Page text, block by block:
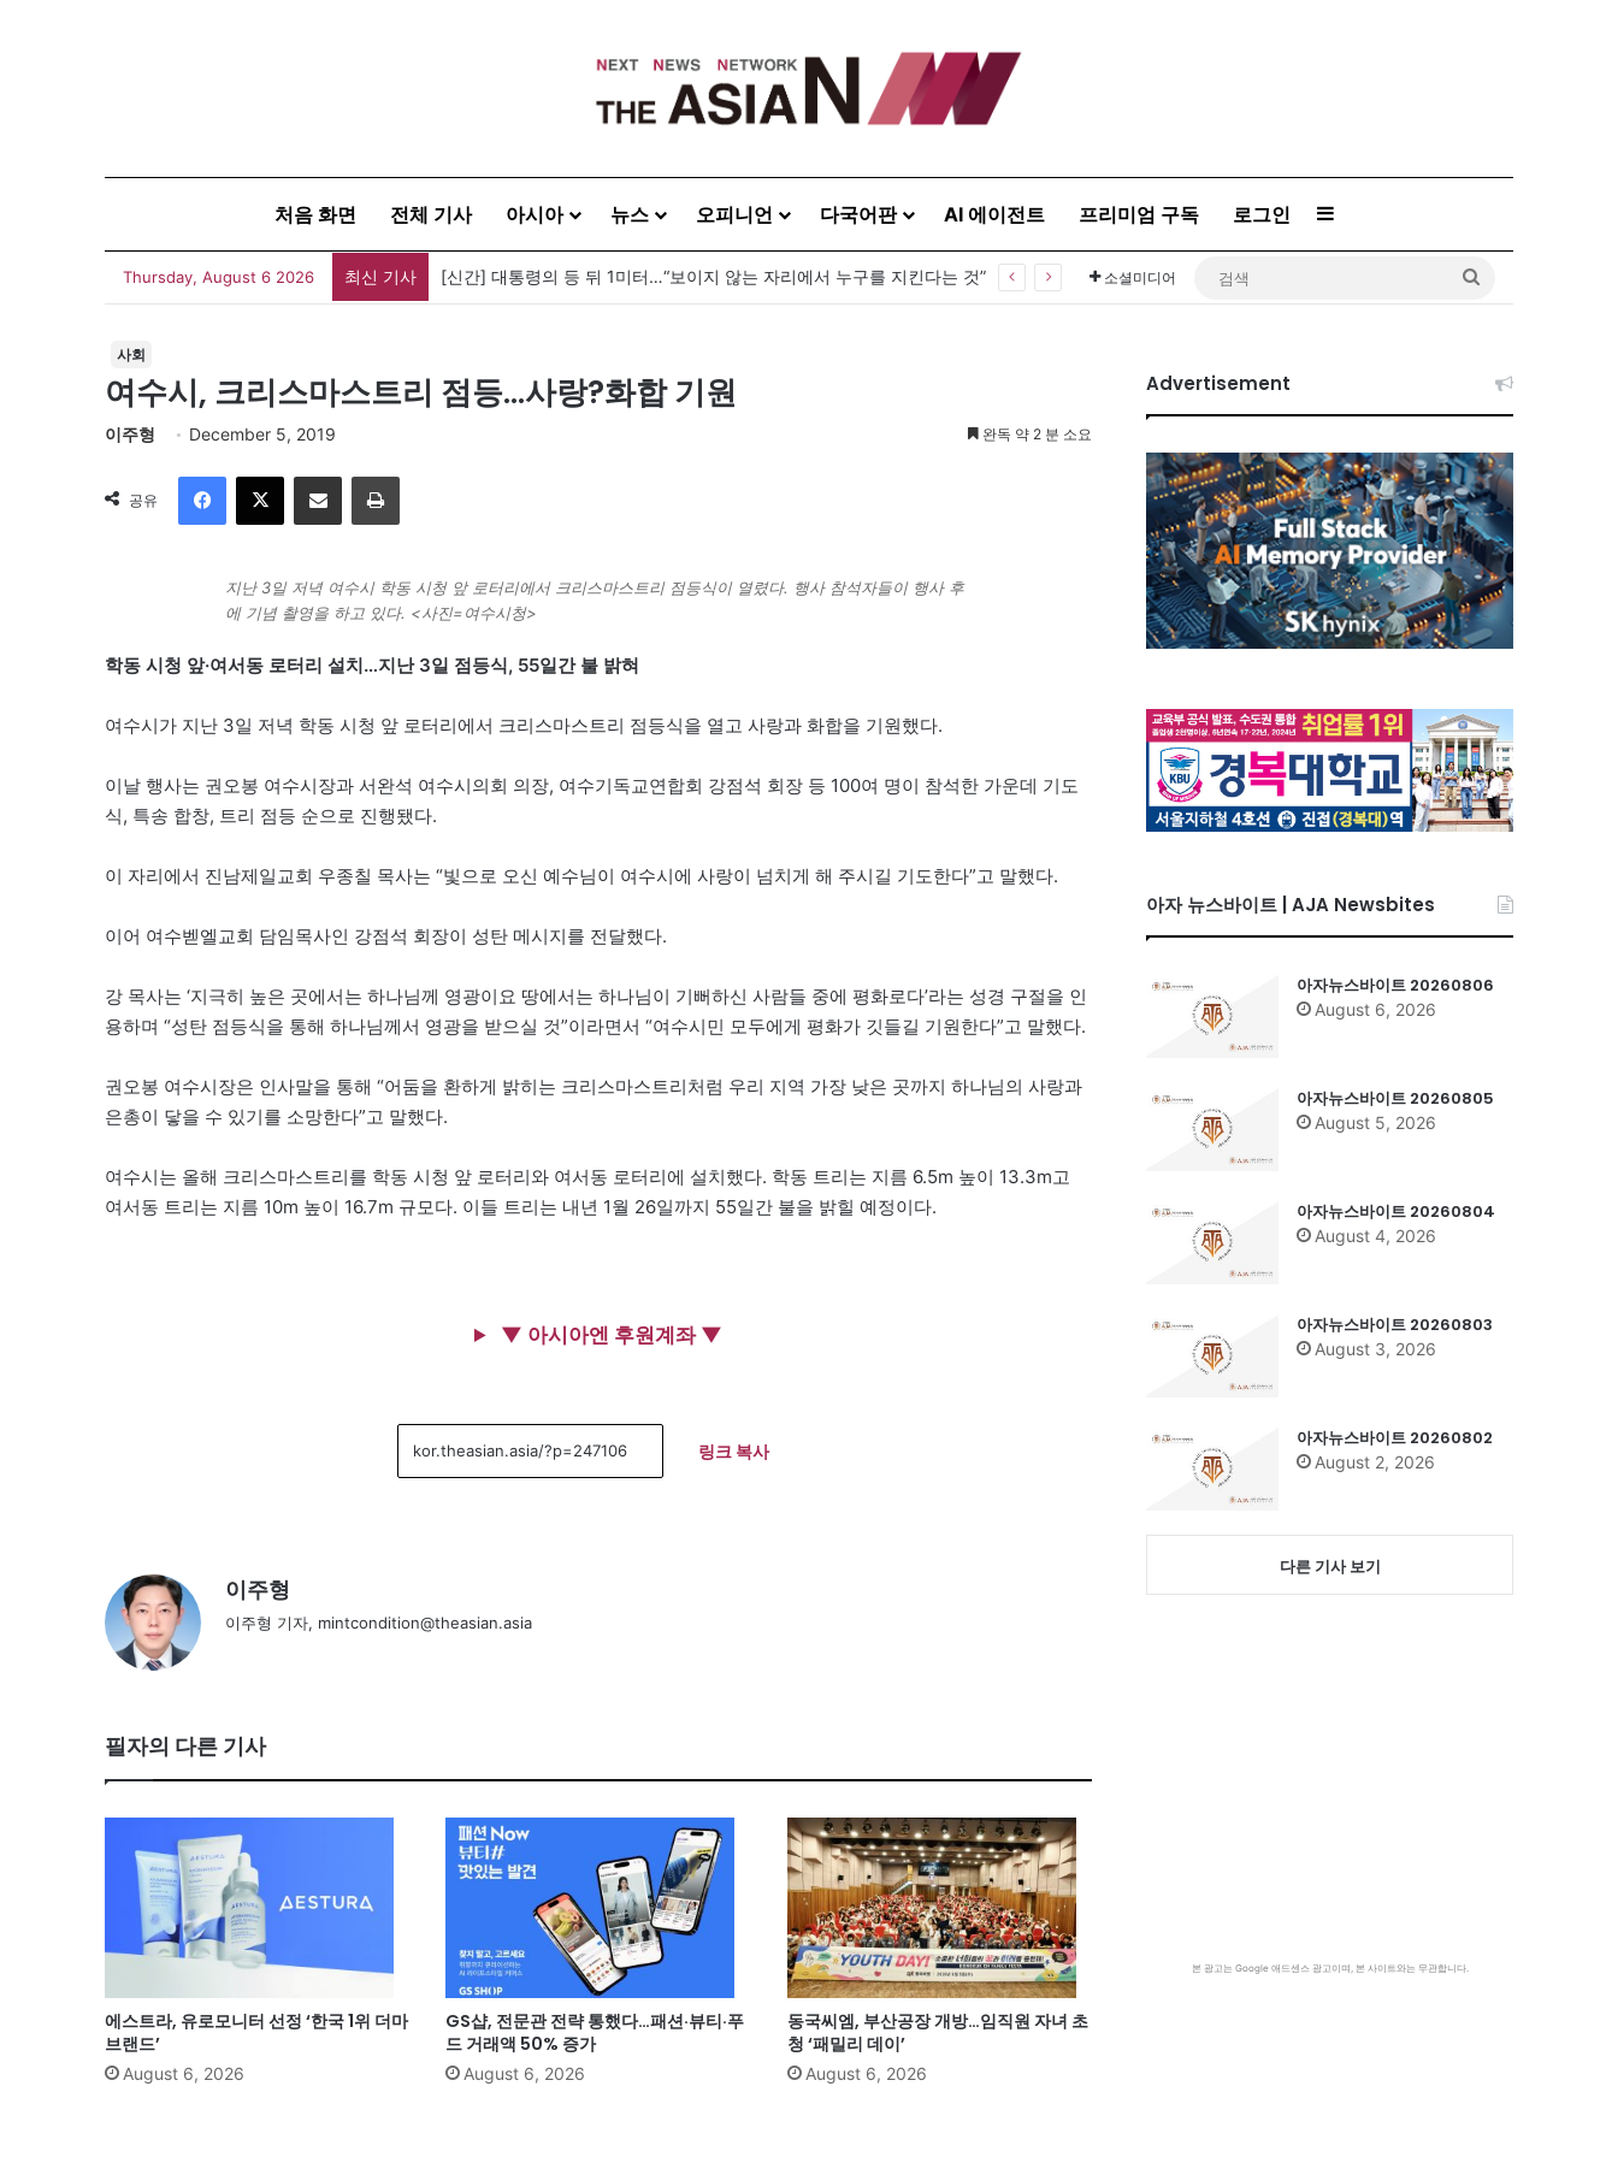
처음 화면 전체 기사 아시아 뉴스 오피니언 다국어판 AI 에이전트 프리미엄 구독 로그인 Sidebar
Thursday, August 6 2026 최신 기사 [신간] 대통령의 등 뒤 1미터…“보이지 않는 자리에서 누구를 지킨다는 것” 소셜미디어
사회
여수시, 크리스마스트리 점등…사랑?화합 기원
이주형 December 5, 2019 완독 약 2 분 소요
공유
이메일
지난 3일 저녁 여수시 학동 시청 앞 로터리에서 크리스마스트리 점등식이 열렸다. 행사 참석자들이 행사 후
에 기념 촬영을 하고 있다. <사진=여수시청>
학동 시청 앞·여서동 로터리 설치…지난 3일 점등식, 55일간 불 밝혀
여수시가 지난 3일 저녁 학동 시청 앞 로터리에서 크리스마스트리 점등식을 열고 사랑과 화합을 기원했다.
이날 행사는 권오봉 여수시장과 서완석 여수시의회 의장, 여수기독교연합회 강점석 회장 등 100여 명이 참석한 가운데 기도
식, 특송 합창, 트리 점등 순으로 진행됐다.
이 자리에서 진남제일교회 우종칠 목사는 “빛으로 오신 예수님이 여수시에 사랑이 넘치게 해 주시길 기도한다”고 말했다.
이어 여수벧엘교회 담임목사인 강점석 회장이 성탄 메시지를 전달했다.
강 목사는 ‘지극히 높은 곳에서는 하나님께 영광이요 땅에서는 하나님이 기뻐하신 사람들 중에 평화로다’라는 성경 구절을 인
용하며 “성탄 점등식을 통해 하나님께서 영광을 받으실 것”이라면서 “여수시민 모두에게 평화가 깃들길 기원한다”고 말했다.
권오봉 여수시장은 인사말을 통해 “어둠을 환하게 밝히는 크리스마스트리처럼 우리 지역 가장 낮은 곳까지 하나님의 사랑과
은총이 닿을 수 있기를 소망한다”고 말했다.
여수시는 올해 크리스마스트리를 학동 시청 앞 로터리와 여서동 로터리에 설치했다. 학동 트리는 지름 6.5m 높이 13.3m고
여서동 트리는 지름 10m 높이 16.7m 규모다. 이들 트리는 내년 1월 26일까지 55일간 불을 밝힐 예정이다.
▼ 아시아엔 후원계좌 ▼
링크 복사
이주형
이주형 기자, mintcondition@theasian.asia
필자의 다른 기사
에스트라, 유로모니터 선정 ‘한국 1위 더마
브랜드’
August 6, 2026
GS샵, 전문관 전략 통했다…패션·뷰티·푸
드 거래액 50% 증가
August 6, 2026
동국씨엠, 부산공장 개방…임직원 자녀 초
청 ‘패밀리 데이’
August 6, 2026
Advertisement
아자 뉴스바이트 | AJA Newsbites
아자뉴스바이트 20260806
August 6, 2026
아자뉴스바이트 20260805
August 5, 2026
아자뉴스바이트 20260804
August 4, 2026
아자뉴스바이트 20260803
August 3, 2026
아자뉴스바이트 20260802
August 2, 2026
다른 기사 보기
본 광고는 Google 애드센스 광고이며, 본 사이트와는 무관합니다.